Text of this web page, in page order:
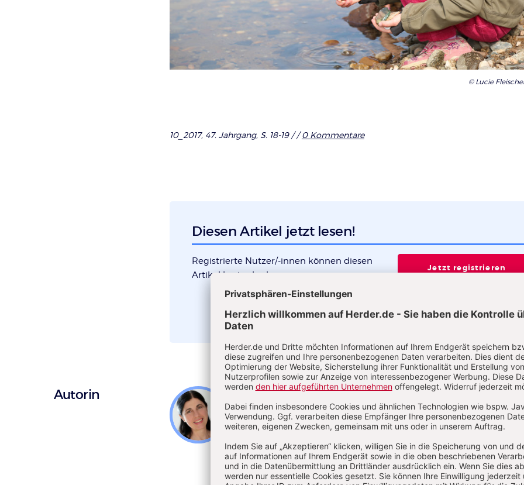
© Lucie
10_2017, 47. Jahrgang, S. 18-19 //0 Kommentare
Diesen Artikel jetzt lesen!
Registrierte Nutzer/-innen können diesen
Artikel kostenlos lesen.
Jetzt registrieren
Überschrift
Autorin Margit Franz
Erzieherin, Dipl.-Sozialpädagogin, Dipl.-Pädagogin. Sie war
Kita, wissenschaftliche Mitarbeiterin der Hochschule Darmstadt
pädagogische Fachberatung. Heute arbeitet sie als selbstständige
Fachreferentin, Autorin und Herausgeberin von „PRAXIS KiTa“.